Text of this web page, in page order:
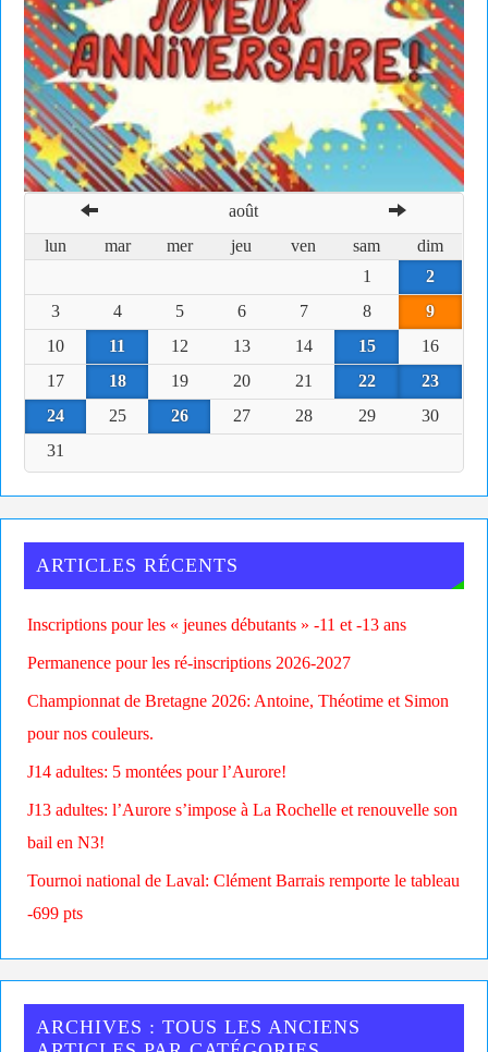
août
lun
mar mer jeu ven sam
dim
1
2
3
4 5 6 7 8
9
10
11 12 13 14 15
16
17
18 19 20 21 22
23
24
25 26 27 28 29
30
31
ARTICLES RÉCENTS
Inscriptions pour les « jeunes débutants » -11 et -13 ans
Permanence pour les ré-inscriptions 2026-2027
Championnat de Bretagne 2026: Antoine, Théotime et Simon
pour nos couleurs.
J14 adultes: 5 montées pour l’Aurore!
J13 adultes: l’Aurore s’impose à La Rochelle et renouvelle son
bail en N3!
Tournoi national de Laval: Clément Barrais remporte le tableau
-699 pts
ARCHIVES : TOUS LES ANCIENS